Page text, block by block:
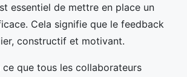
essentiel de mettre en place un
Cela signifie que le feedback
constructif et motivant.
que tous les collaborateurs